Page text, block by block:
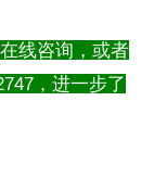
线咨询，或者
，进一步了